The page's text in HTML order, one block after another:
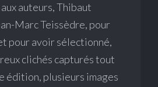
auteurs, Thibaut
Marc Teissèdre, pour
pour avoir sélectionné,
clichés capturés tout
édition, plusieurs images